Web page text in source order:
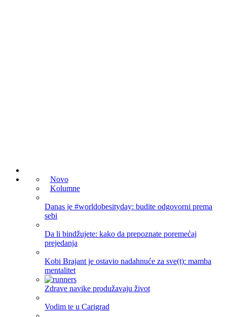
Novo
Kolumne
Danas je #worldobesityday: budite odgovorni prema
sebi
Da li bindžujete: kako da prepoznate poremećaj
prejedanja
Kobi Brajant je ostavio nadahnuće za sve(t): mamba
mentalitet
Zdrave navike produžavaju život
Vodim te u Carigrad